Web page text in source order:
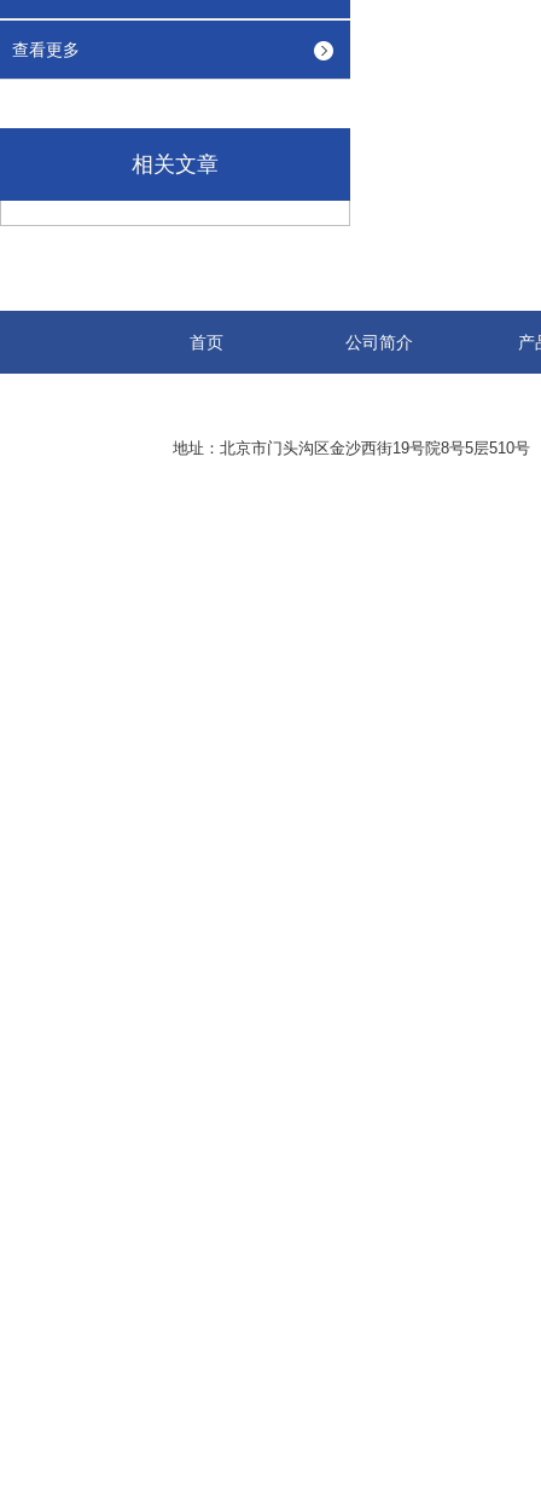
查看更多
相关文章
首页 公司简介 产
地址：北京市门头沟区金沙西街19号院8号5层510